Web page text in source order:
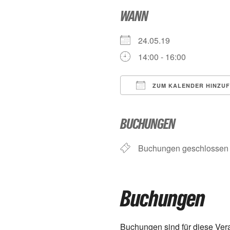
WANN
24.05.19
14:00 - 16:00
ZUM KALENDER
BUCHUNGEN
Buchungen geschlossen
Buchungen
Buchungen sind für diese